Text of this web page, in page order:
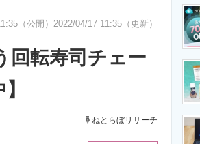
経営リーダーのコミ
品の技術・比較・事例 製造業のIT導入・活
（公開） 2022/04/17 11:35（更新）
回転寿司チェー
ねとらぼリサーチ